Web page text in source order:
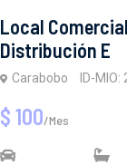
Local
Distribución E
Carabobo ID-MIO:
$ 100/Mes